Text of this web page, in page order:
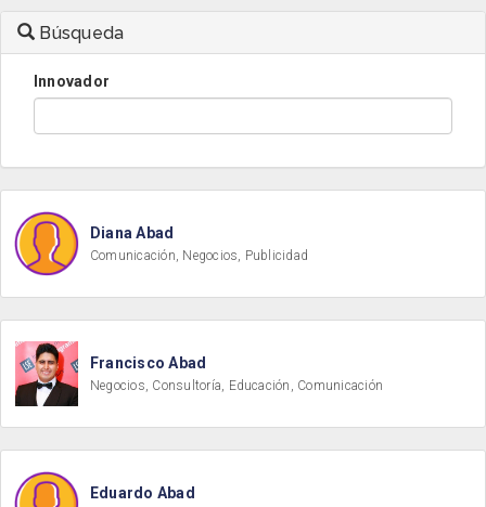
Búsqueda
Innovador
Diana Abad
Comunicación, Negocios, Publicidad
Francisco Abad
Negocios, Consultoría, Educación, Comunicación
Eduardo Abad